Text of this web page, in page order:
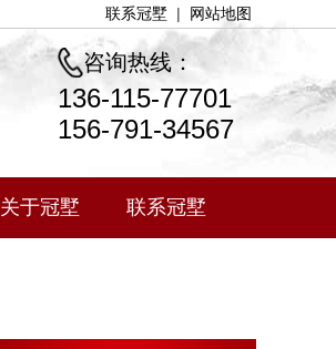
联系冠墅 | 网站地图
咨询热线：
136-115-77701
156-791-34567
关于冠墅 联系冠墅